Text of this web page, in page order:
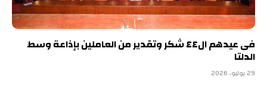
فى عيدهم ال٤٤ شكر وتقدير من العاملين بإذاعة وسط
الدلتا
29 يوليو، 2026